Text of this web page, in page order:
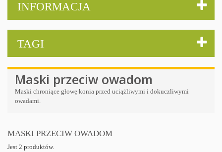
INFORMACJA
TAGI
Maski przeciw owadom
Maski chroniące głowę konia przed uciążliwymi i dokuczliwymi
owadami.
MASKI PRZECIW OWADOM
Jest 2 produktów.